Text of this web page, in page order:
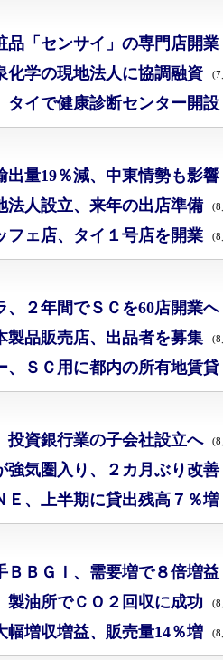
品「センサイ」の専門店開業
化学の現地法人に協調融資 (7
タイで健康診断センター開設
出量19％減、中東情勢も影響
法人設立、来年の出店準備 (8
フェ店、タイ１号店を開業 (8
、２年間でＳＣを60店開業へ
製品販売店、出品者を募集 (8
、ＳＣ用に都内の所有地賃貸
投資銀行業の子会社設立へ (8
強気圏入り、２カ月ぶり改善
Ｅ、上半期に貸出残高７％増
ＢＢＧＩ、需要増で８倍増益
製油所でＣＯ２回収に成功 (8
幅増収増益、販売量14％増 (8